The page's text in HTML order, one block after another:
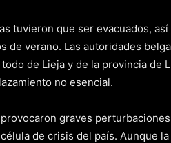
tuvieron que ser evacuados,
de verano. Las autoridades
de Lieja y de la provincia de
no esencial.
graves
de crisis del país. Aunque